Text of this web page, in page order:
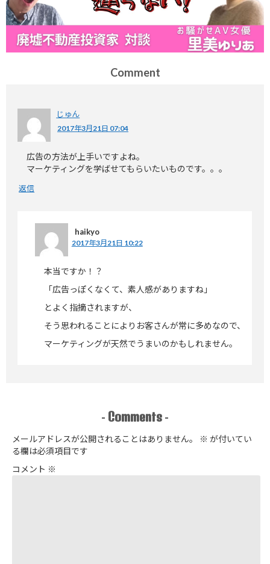
Comment
じゅん
2017年3月21日 07:04
広告の方法が上手いですよね。
マーケティングを学ばせてもらいたいものです。。。
返信
haikyo
2017年3月21日 10:22
本当ですか！？
「広告っぽくなくて、素人感がありますね」
とよく指摘されますが、
そう思われることによりお客さんが常に多めなので、
マーケティングが天然でうまいのかもしれません。
- Comments -
メールアドレスが公開されることはありません。 ※ が付いてい
る欄は必須項目です
コメント ※